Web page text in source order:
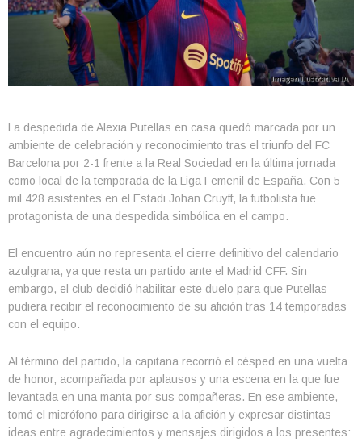
La despedida de Alexia Putellas en casa quedó marcada por un
ambiente de celebración y reconocimiento tras el triunfo del FC
Barcelona por 2-1 frente a la Real Sociedad en la última jornada
como local de la temporada de la Liga Femenil de España. Con 5
mil 428 asistentes en el Estadi Johan Cruyff, la futbolista fue
protagonista de una despedida simbólica en el campo.
El encuentro aún no representa el cierre definitivo del calendario
azulgrana, ya que resta un partido ante el Madrid CFF. Sin
embargo, el club decidió habilitar este duelo para que Putellas
pudiera recibir el reconocimiento de su afición tras 14 temporadas
con el equipo.
Al término del partido, la capitana recorrió el césped en una vuelta
de honor, acompañada por aplausos y una escena en la que fue
levantada en una manta por sus compañeras. En ese ambiente,
tomó el micrófono para dirigirse a la afición y expresar distintas
ideas entre agradecimientos y mensajes dirigidos a los presentes: